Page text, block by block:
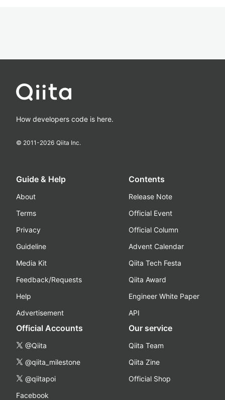
How developers code is here.
© 2011-2026 Qiita Inc.
Guide & Help
About
Terms
Privacy
Guideline
Media Kit
Feedback/Requests
Help
Advertisement
Contents
Release Note
Official Event
Official Column
Advent Calendar
Qiita Tech Festa
Qiita Award
Engineer White Paper
API
Official Accounts
@Qiita
@qiita_milestone
@qiitapoi
Facebook
Our service
Qiita Team
Qiita Zine
Official Shop